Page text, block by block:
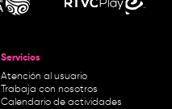
Servicios
Atención al usuario
Trabaja con nosotros
Calendario de actividades